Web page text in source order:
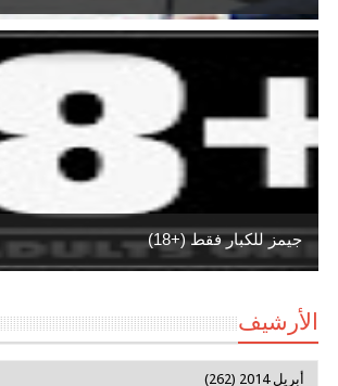
جيمز للكبار فقط (+18)
الأرشيف